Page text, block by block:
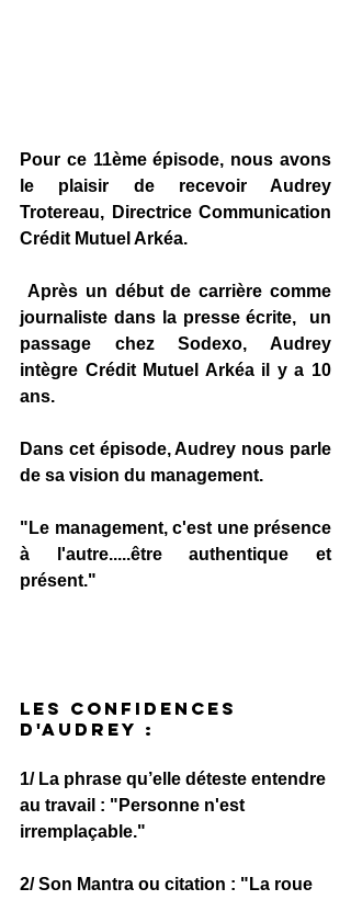
Pour ce 11ème épisode, nous avons
le plaisir de recevoir Audrey
Trotereau, Directrice Communication
Crédit Mutuel Arkéa.
journaliste dans la presse écrite,  un
passage chez Sodexo, Audrey
intègre Crédit Mutuel Arkéa il y a 10
ans.
Dans cet épisode, Audrey nous parle
de sa vision du management.
"Le management, c'est une présence
à l'autre.....être authentique et
présent."
Les confidences
d'audrey :
1/ La phrase qu’elle déteste entendre
au travail : "Personne n'est
irremplaçable."
2/ Son Mantra ou citation : "La roue